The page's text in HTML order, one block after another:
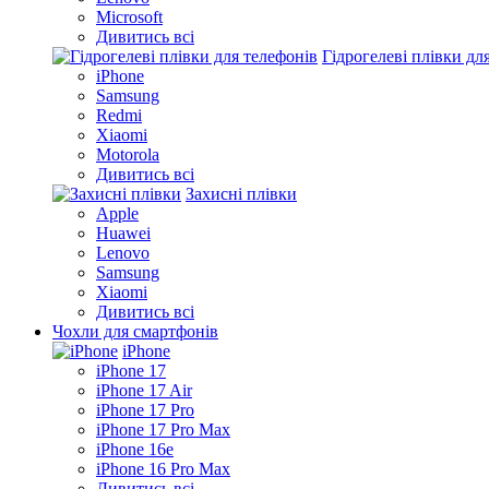
Microsoft
Дивитись всі
Гідрогелеві плівки
iPhone
Samsung
Redmi
Xiaomi
Motorola
Дивитись всі
Захисні плівки
Apple
Huawei
Lenovo
Samsung
Xiaomi
Дивитись всі
Чохли для смартфонів
iPhone
iPhone 17
iPhone 17 Air
iPhone 17 Pro
iPhone 17 Pro Max
iPhone 16e
iPhone 16 Pro Max